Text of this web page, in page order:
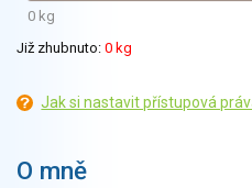
0 kg
Již zhubnuto: 0 kg
Jak si nastavit přístupová
O mně